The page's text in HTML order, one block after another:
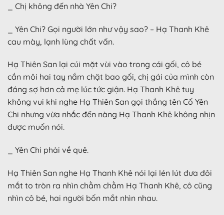
_ Chị không đến nhà Yên Chi?
_ Yên Chi? Gọi người lớn như vậy sao? – Hạ Thanh Khê
cau mày, lạnh lùng chất vấn.
Hạ Thiên San lại cúi mặt vùi vào trong cái gối, cô bé
cắn môi hai tay nắm chặt bao gối, chị gái của mình còn
đáng sợ hơn cả mẹ lúc tức giận. Hạ Thanh Khê tuy
không vui khi nghe Hạ Thiên San gọi thẳng tên Cố Yên
Chi nhưng vừa nhắc đến nàng Hạ Thanh Khê không nhịn
được muốn nói.
_ Yên Chi phải về quê.
Hạ Thiên San nghe Hạ Thanh Khê nói lại lén lút đưa đôi
mắt to tròn ra nhìn chằm chằm Hạ Thanh Khê, cô cũng
nhìn cô bé, hai người bốn mắt nhìn nhau.